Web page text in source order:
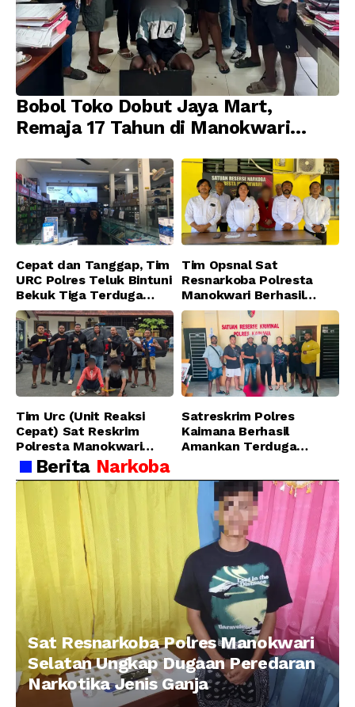
Bobol Toko Dobut Jaya Mart,
Remaja 17 Tahun di Manokwari
Jatanras Polda Papua Barat
Cepat dan Tanggap, Tim
URC Polres Teluk Bintuni
Bekuk Tiga Terduga
Pelaku Pencurian di SMA
Sanawesen
Tim Opsnal Sat
Resnarkoba Polresta
Manokwari Berhasil
Ungkap Kasus Tindak
Pidana Narkotika
Golongan I Jenis Shabu
di SP 4 Distrik Prafi kab.
Manokwari
Tim Urc (Unit Reaksi
Cepat) Sat Reskrim
Polresta Manokwari
Berhasil Tangkap 2
Pelaku Pengeroyokan di
Taman Ria kab.
Manokwari
Satreskrim Polres
Kaimana Berhasil
Amankan Terduga
Menggunakan Senjata
Tajam
Berita Narkoba
Sat Resnarkoba Polres Manokwari
Selatan Ungkap Dugaan Peredaran
Narkotika Jenis Ganja